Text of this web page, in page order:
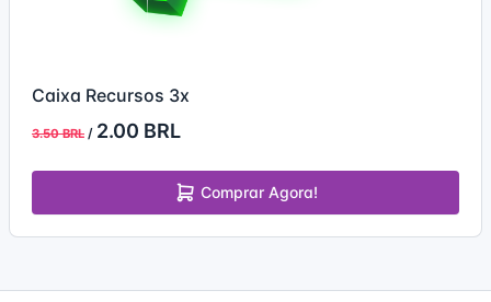
Caixa Recursos 3x
3.50 BRL / 2.00 BRL
Comprar Agora!